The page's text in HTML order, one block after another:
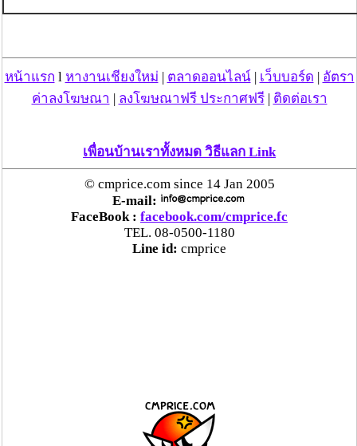
หน้าแรก l หางานเชียงใหม่ | ตลาดออนไลน์| เว็บบอร์ด | อัตรา
ค่าลงโฆษณา | ลงโฆษณาฟรี ประกาศฟรี| ติดต่อเรา
เพื่อนบ้านเราทั้งหมด วิธีแลก Link
© cmprice.com since 14 Jan 2005
E-mail:
FaceBook : facebook.com/cmprice.fc
TEL. 08-0500-1180
Line id: cmprice